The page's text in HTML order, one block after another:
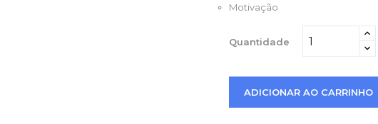
Motivação
Quantidade
ADICIONAR AO CARRINHO